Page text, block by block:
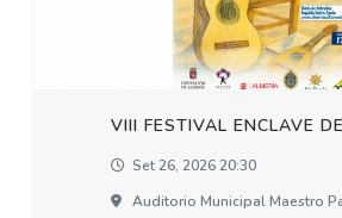
VIII FESTIVAL ENCLAVE
Set 26, 2026 20:30
Auditorio Municipal Maestro